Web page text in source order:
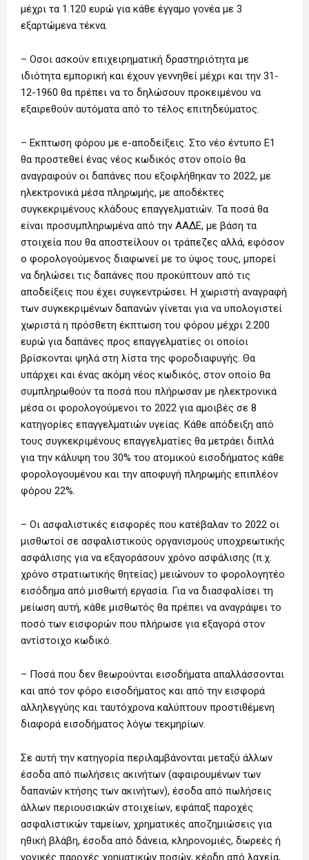
μέχρι τα 1.120 ευρώ για κάθε έγγαμο γονέα με 3
εξαρτώμενα τέκνα.
– Οσοι ασκούν επιχειρηματική δραστηριότητα με
ιδιότητα εμπορική και έχουν γεννηθεί μέχρι και την 31-
12-1960 θα πρέπει να το δηλώσουν προκειμένου να
εξαιρεθούν αυτόματα από το τέλος επιτηδεύματος.
– Εκπτωση φόρου με e-αποδείξεις. Στο νέο έντυπο Ε1
θα προστεθεί ένας νέος κωδικός στον οποίο θα
αναγραφούν οι δαπάνες που εξοφλήθηκαν το 2022, με
ηλεκτρονικά μέσα πληρωμής, με αποδέκτες
συγκεκριμένους κλάδους επαγγελματιών. Τα ποσά θα
είναι προσυμπληρωμένα από την ΑΑΔΕ, με βάση τα
στοιχεία που θα αποστείλουν οι τράπεζες αλλά, εφόσον
ο φορολογούμενος διαφωνεί με το ύψος τους, μπορεί
να δηλώσει τις δαπάνες που προκύπτουν από τις
αποδείξεις που έχει συγκεντρώσει. Η χωριστή αναγραφή
των συγκεκριμένων δαπανών γίνεται για να υπολογιστεί
χωριστά η πρόσθετη έκπτωση του φόρου μέχρι 2.200
ευρώ για δαπάνες προς επαγγελματίες οι οποίοι
βρίσκονται ψηλά στη λίστα της φοροδιαφυγής. Θα
υπάρχει και ένας ακόμη νέος κωδικός, στον οποίο θα
συμπληρωθούν τα ποσά που πλήρωσαν με ηλεκτρονικά
μέσα οι φορολογούμενοι το 2022 για αμοιβές σε 8
κατηγορίες επαγγελματιών υγείας. Κάθε απόδειξη από
τους συγκεκριμένους επαγγελματίες θα μετράει διπλά
για την κάλυψη του 30% του ατομικού εισοδήματος κάθε
φορολογουμένου και την αποφυγή πληρωμής επιπλέον
φόρου 22%.
– Οι ασφαλιστικές εισφορές που κατέβαλαν το 2022 οι
μισθωτοί σε ασφαλιστικούς οργανισμούς υποχρεωτικής
ασφάλισης για να εξαγοράσουν χρόνο ασφάλισης (π.χ.
χρόνο στρατιωτικής θητείας) μειώνουν το φορολογητέο
εισόδημα από μισθωτή εργασία. Για να διασφαλίσει τη
μείωση αυτή, κάθε μισθωτός θα πρέπει να αναγράψει το
ποσό των εισφορών που πλήρωσε για εξαγορά στον
αντίστοιχο κωδικό.
– Ποσά που δεν θεωρούνται εισοδήματα απαλλάσσονται
και από τον φόρο εισοδήματος και από την εισφορά
αλληλεγγύης και ταυτόχρονα καλύπτουν προστιθέμενη
διαφορά εισοδήματος λόγω τεκμηρίων.
Σε αυτή την κατηγορία περιλαμβάνονται μεταξύ άλλων
έσοδα από πωλήσεις ακινήτων (αφαιρουμένων των
δαπανών κτήσης των ακινήτων), έσοδα από πωλήσεις
άλλων περιουσιακών στοιχείων, εφάπαξ παροχές
ασφαλιστικών ταμείων, χρηματικές αποζημιώσεις για
ηθική βλάβη, έσοδα από δάνεια, κληρονομιές, δωρεές ή
γονικές παροχές χρηματικών ποσών, κέρδη από λαχεία,